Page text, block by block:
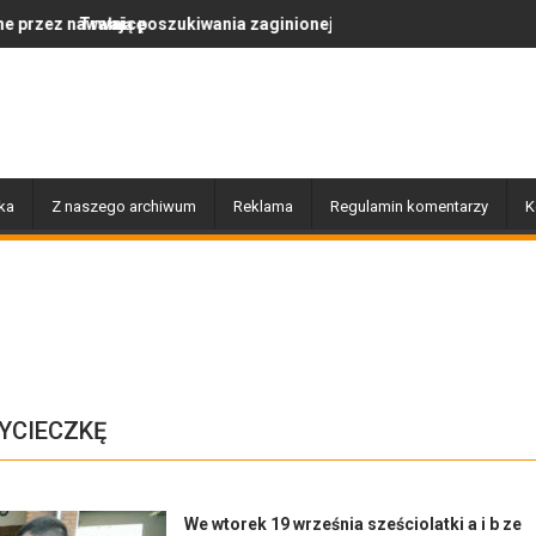
zaginionej Moniki NasewiczPo nawałnicy...
Z naszego archiwum Reklama Regulamin komentarzy
We wtorek 19 września sześciolatki a i b ze